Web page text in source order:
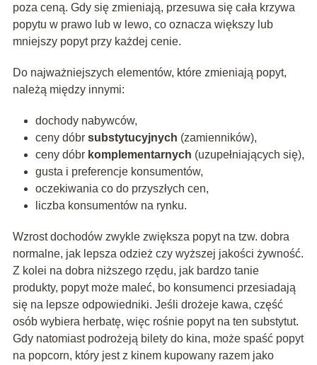
poza ceną. Gdy się zmieniają, przesuwa się cała krzywa
popytu w prawo lub w lewo, co oznacza większy lub
mniejszy popyt przy każdej cenie.
Do najważniejszych elementów, które zmieniają popyt,
należą między innymi:
dochody nabywców,
ceny dóbr substytucyjnych (zamienników),
ceny dóbr komplementarnych (uzupełniających się),
gusta i preferencje konsumentów,
oczekiwania co do przyszłych cen,
liczba konsumentów na rynku.
Wzrost dochodów zwykle zwiększa popyt na tzw. dobra
normalne, jak lepsza odzież czy wyższej jakości żywność.
Z kolei na dobra niższego rzędu, jak bardzo tanie
produkty, popyt może maleć, bo konsumenci przesiadają
się na lepsze odpowiedniki. Jeśli drożeje kawa, część
osób wybiera herbatę, więc rośnie popyt na ten substytut.
Gdy natomiast podrożeją bilety do kina, może spaść popyt
na popcorn, który jest z kinem kupowany razem jako